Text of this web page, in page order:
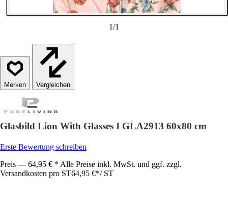
1/1
Vergleichen
Glasbild Lion With Glasses I GLA2913 60x80 cm
Erste Bewertung schreiben
Preis — 64,95 € * Alle Preise inkl. MwSt. und ggf. zzgl.
Versandkosten pro ST64,95 €*/ ST